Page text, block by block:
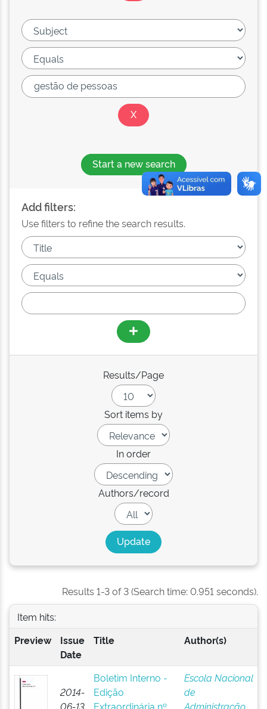
Start a new search
Add filters:
Use filters to refine the search results.
Results/Page
Sort items by
In order
Authors/record
Results 1-3 of 3 (Search time: 0.951 seconds).
Item hits:
Preview
Issue
Date
Title Author(s)
2014-
06-13
Boletim Interno -
Edição
Extraordinária nº
Escola Nacional
de
Administração